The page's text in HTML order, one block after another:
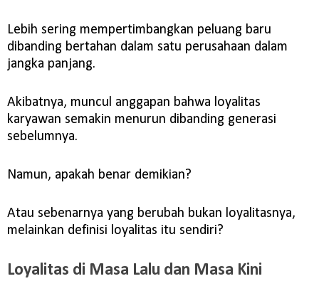
Lebih sering mempertimbangkan peluang baru
dibanding bertahan dalam satu perusahaan dalam
jangka panjang.
Akibatnya, muncul anggapan bahwa loyalitas
karyawan semakin menurun dibanding generasi
sebelumnya.
Namun, apakah benar demikian?
Atau sebenarnya yang berubah bukan loyalitasnya,
melainkan definisi loyalitas itu sendiri?
Loyalitas di Masa Lalu dan Masa Kini